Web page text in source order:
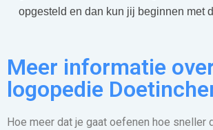
opgesteld en dan kun jij beginnen met
Meer informatie
logopedie
Hoe meer dat je gaat oefenen hoe sneller